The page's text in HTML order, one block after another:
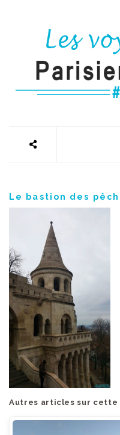
Le bastion des
Autres articles sur cette